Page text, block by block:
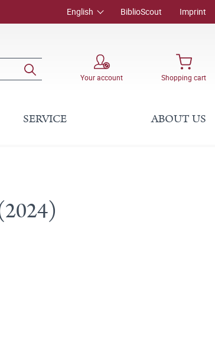
English BiblioScout Imprint
Your account Shopping cart
SERVICE ABOUT US